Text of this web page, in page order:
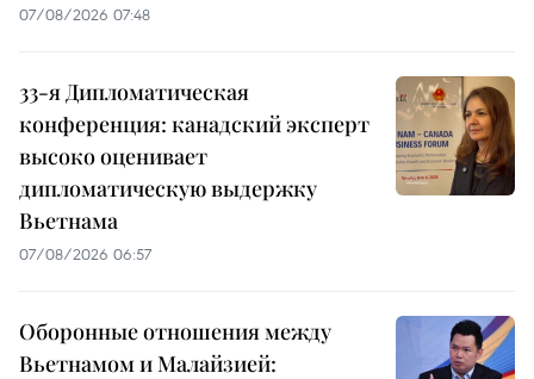
07/08/2026 07:48
33-я Дипломатическая
конференция: канадский эксперт
высоко оценивает
дипломатическую выдержку
Вьетнама
07/08/2026 06:57
Оборонные отношения между
Вьетнамом и Малайзией: